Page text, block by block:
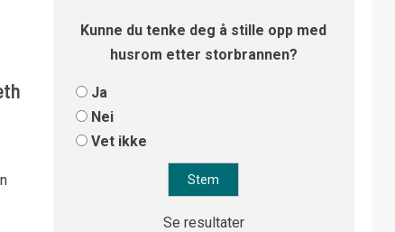
Kunne du tenke deg å stille opp med
husrom etter storbrannen?
Ja
Nei
Vet ikke
Se resultater